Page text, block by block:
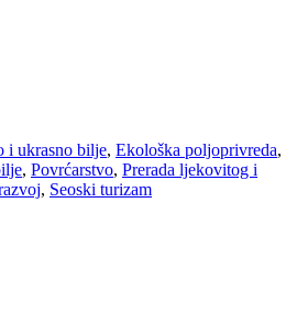
i ukrasno bilje, Ekološka poljoprivreda,
, Povrćarstvo, Prerada ljekovitog i
, Seoski turizam